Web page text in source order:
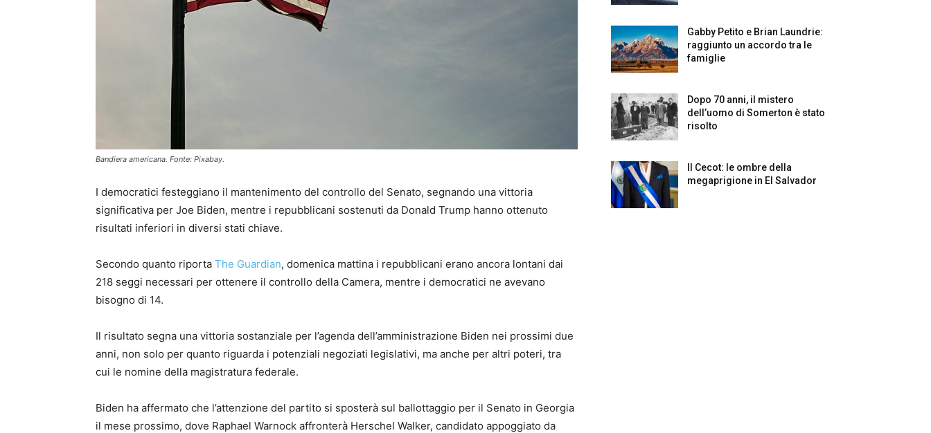
Bandiera americana. Fonte: Pixabay.
I democratici festeggiano il mantenimento del controllo del Senato, segnando una vittoria
significativa per Joe Biden, mentre i repubblicani sostenuti da Donald Trump hanno ottenuto
risultati inferiori in diversi stati chiave.
Secondo quanto riporta The Guardian, domenica mattina i repubblicani erano ancora lontani dai
218 seggi necessari per ottenere il controllo della Camera, mentre i democratici ne avevano
bisogno di 14.
Il risultato segna una vittoria sostanziale per l’agenda dell’amministrazione Biden nei prossimi due
anni, non solo per quanto riguarda i potenziali negoziati legislativi, ma anche per altri poteri, tra
cui le nomine della magistratura federale.
Biden ha affermato che l’attenzione del partito si sposterà sul ballottaggio per il Senato in Georgia
il mese prossimo, dove Raphael Warnock affronterà Herschel Walker, candidato appoggiato da
Gabby Petito e Brian Laundrie:
raggiunto un accordo tra le
famiglie
Dopo 70 anni, il mistero
dell’uomo di Somerton è stato
risolto
Il Cecot: le ombre della
megaprigione in El Salvador